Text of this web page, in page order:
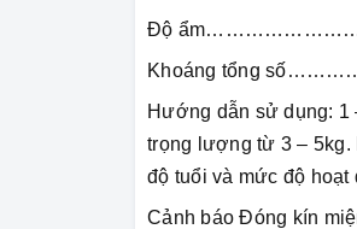
Độ
Khoáng tổng
Hướng dẫn sử dụng: 1
trọng lượng từ 3 – 5kg.
độ tuổi và mức độ hoạt
Cảnh báo Đóng kín